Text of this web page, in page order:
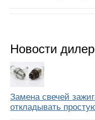
Новости
Замена свечей
откладывать